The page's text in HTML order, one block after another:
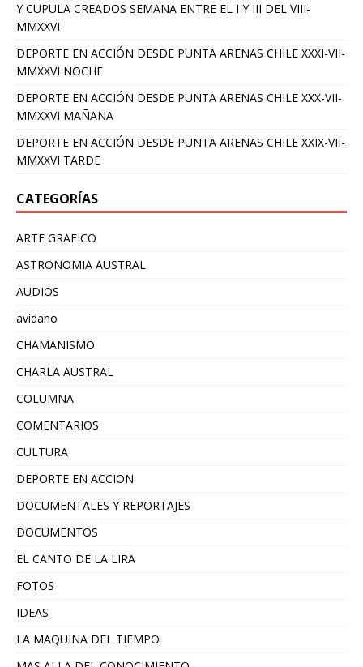
Y CUPULA CREADOS SEMANA ENTRE EL I Y III DEL VIII-
MMXXVI
DEPORTE EN ACCIÓN DESDE PUNTA ARENAS CHILE XXXI-VII-
MMXXVI NOCHE
DEPORTE EN ACCIÓN DESDE PUNTA ARENAS CHILE XXX-VII-
MMXXVI MAÑANA
DEPORTE EN ACCIÓN DESDE PUNTA ARENAS CHILE XXIX-VII-
MMXXVI TARDE
CATEGORÍAS
ARTE GRAFICO
ASTRONOMIA AUSTRAL
AUDIOS
avidano
CHAMANISMO
CHARLA AUSTRAL
COLUMNA
COMENTARIOS
CULTURA
DEPORTE EN ACCION
DOCUMENTALES Y REPORTAJES
DOCUMENTOS
EL CANTO DE LA LIRA
FOTOS
IDEAS
LA MAQUINA DEL TIEMPO